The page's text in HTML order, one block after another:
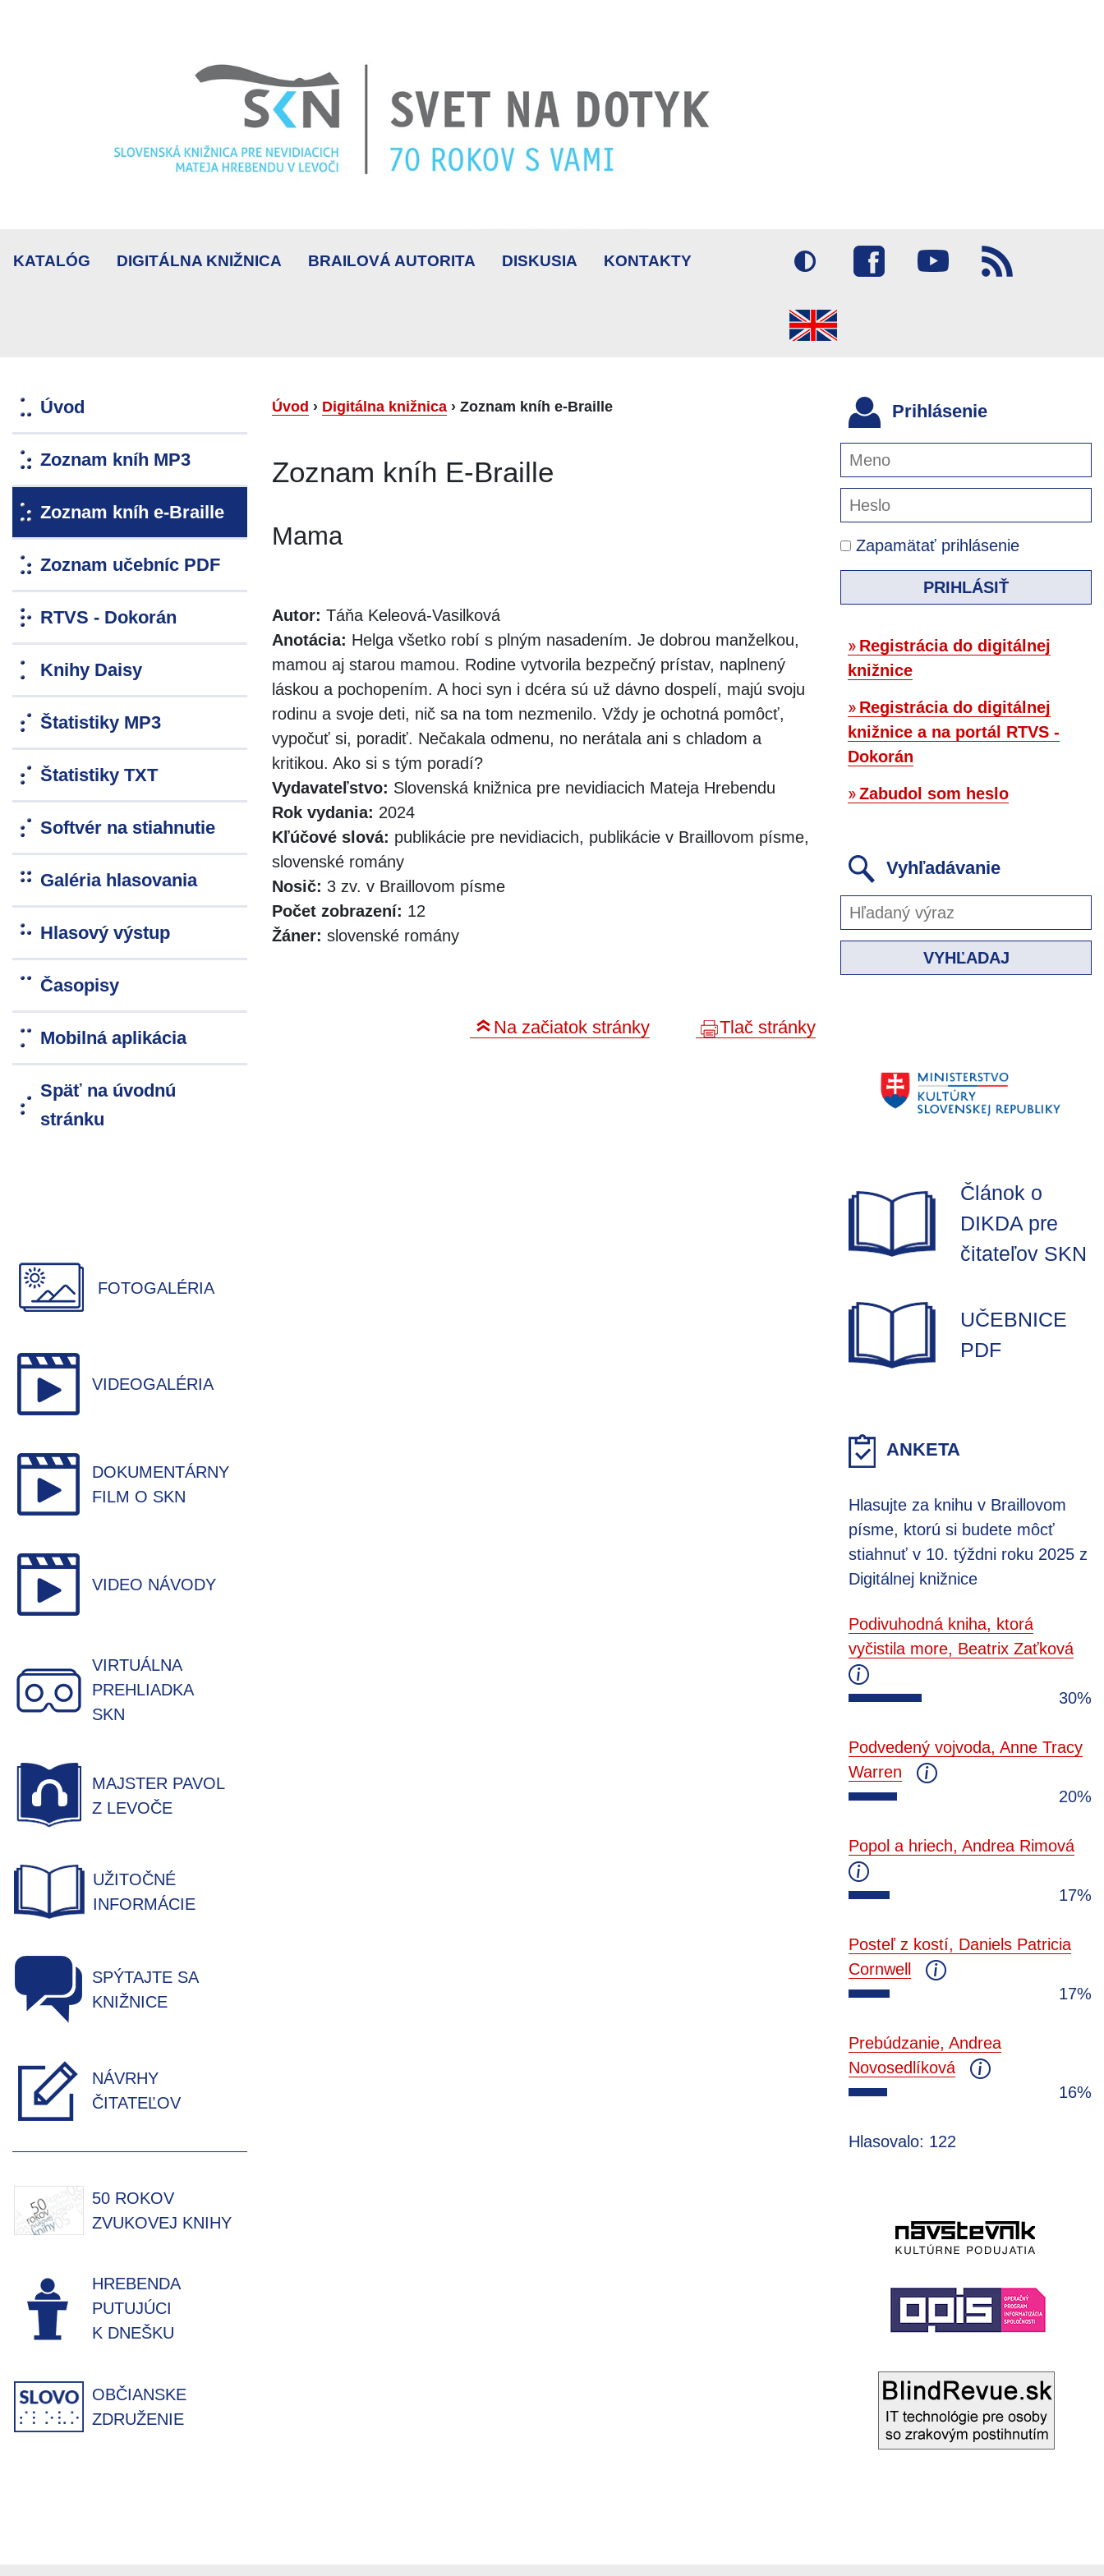
KATALÓG DIGITÁLNA KNIŽNICA BRAILOVÁ AUTORITA DISKUSIA KONTAKTY
Úvod
Zoznam kníh MP3
Zoznam kníh e-Braille
Zoznam učebníc PDF
RTVS - Dokorán
Knihy Daisy
Štatistiky MP3
Štatistiky TXT
Softvér na stiahnutie
Galéria hlasovania
Hlasový výstup
Časopisy
Mobilná aplikácia
Späť na úvodnú
stránku
FOTOGALÉRIA
VIDEOGALÉRIA
DOKUMENTÁRNY
FILM O SKN
VIDEO NÁVODY
VIRTUÁLNA
PREHLIADKA
SKN
MAJSTER PAVOL
Z LEVOČE
UŽITOČNÉ
INFORMÁCIE
SPÝTAJTE SA
KNIŽNICE
NÁVRHY
ČITATEĽOV
50 ROKOV
ZVUKOVEJ KNIHY
HREBENDA
PUTUJÚCI
K DNEŠKU
OBČIANSKE
ZDRUŽENIE
Úvod › Digitálna knižnica › Zoznam kníh e-Braille
Zoznam kníh E-Braille
Mama
Autor: Táňa Keleová-Vasilková
Anotácia: Helga všetko robí s plným nasadením. Je dobrou manželkou,
mamou aj starou mamou. Rodine vytvorila bezpečný prístav, naplnený
láskou a pochopením. A hoci syn i dcéra sú už dávno dospelí, majú svoju
rodinu a svoje deti, nič sa na tom nezmenilo. Vždy je ochotná pomôcť,
vypočuť si, poradiť. Nečakala odmenu, no nerátala ani s chladom a
kritikou. Ako si s tým poradí?
Vydavateľstvo: Slovenská knižnica pre nevidiacich Mateja Hrebendu
Rok vydania: 2024
Kľúčové slová: publikácie pre nevidiacich, publikácie v Braillovom písme,
slovenské romány
Nosič: 3 zv. v Braillovom písme
Počet zobrazení: 12
Žáner: slovenské romány
Na začiatok stránky Tlač stránky
Prihlásenie
Zapamätať prihlásenie
PRIHLÁSIŤ
Registrácia do digitálnej
knižnice
Registrácia do digitálnej
knižnice a na portál RTVS -
Dokorán
Zabudol som heslo
Vyhľadávanie
VYHĽADAJ
Článok o
DIKDA pre
čitateľov SKN
UČEBNICE
PDF
ANKETA
Hlasujte za knihu v Braillovom
písme, ktorú si budete môcť
stiahnuť v 10. týždni roku 2025 z
Digitálnej knižnice
Podivuhodná kniha, ktorá
vyčistila more, Beatrix Zaťková
30%
Podvedený vojvoda, Anne Tracy
Warren
20%
Popol a hriech, Andrea Rimová
17%
Posteľ z kostí, Daniels Patricia
Cornwell
17%
Prebúdzanie, Andrea
Novosedlíková
16%
Hlasovalo: 122